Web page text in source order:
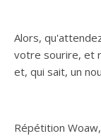
Alors,
votre sourire, et
et, qui sait, un
Répétition